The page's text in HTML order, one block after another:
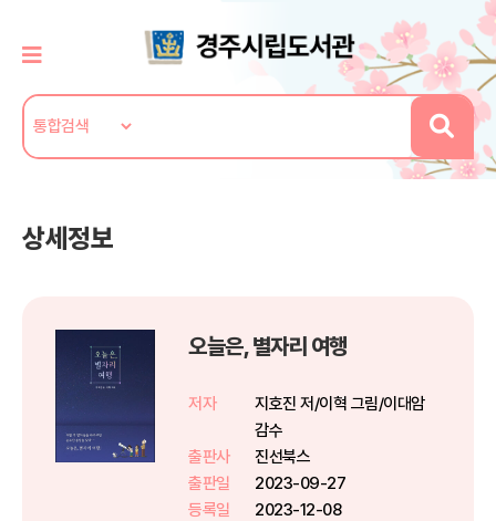
상세정보
오늘은, 별자리 여행
저자
지호진 저/이혁 그림/이대암
감수
출판사
진선북스
출판일
2023-09-27
등록일
2023-12-08